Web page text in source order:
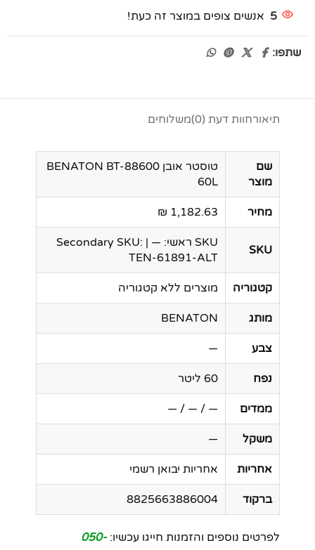
5 אנשים צופים במוצר זה כעת!
שתפו:
תיאורחוות דעת (0) משלוחים
שם
מוצר
טוסטר אובן BENATON BT-88600
60L
מחיר 1,182.63 ₪
SKU
SKU ראשי: — | Secondary SKU:
TEN-61891-ALT
קטגוריה מוצרים ללא קטגוריה
מותג BENATON
צבע —
נפח 60 ליטר
ממדים — / — / —
משקל —
אחריות אחריות יבואן רשמי
ברקוד 8825663886004
לפרטים נוספים והזמנות חייגו עכשיו: 050-